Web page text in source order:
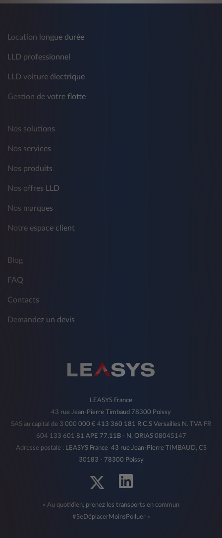
Location longue durée
LLD professionnel
LLD voiture électrique
Gestion de votre flotte
Nos solutions
Nos services
Nos produits
Nos offres LLD
Nos marques
Notre espace client
Blog
FAQ
Contacts
Demandez un devis
LEASYS France
43 rue Jean-Pierre Timbaud 78300 Poissy
SAS au capital de 3 000 000 € 413 360 181 R.C.S Versailles N. TVA FR
604 133 601 81 APE 77.11B - N. ORIAS 08045147
Adresse postale : LEASYS France 43 rue Jean-Pierre TIMBAUD, CS
30183 - 78300 Poissy
« Au quotidien, prenez les transports en commun
#SeDéplacerMoinsPolluer »